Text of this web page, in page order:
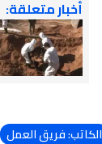
أخبار متعلقة:
الكاتب: فريق العمل